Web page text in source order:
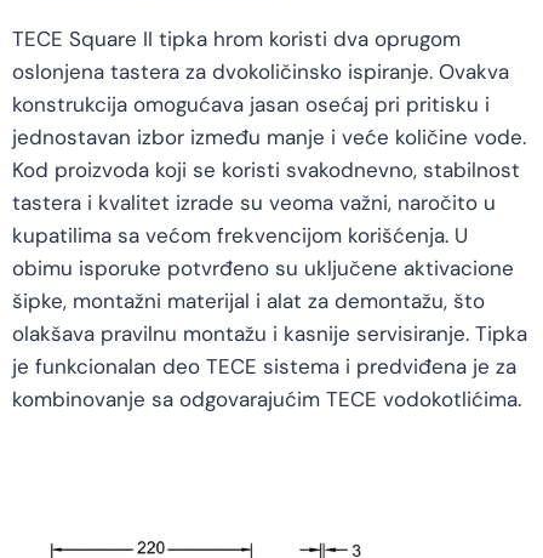
TECE Square II tipka hrom koristi dva oprugom
oslonjena tastera za dvokoličinsko ispiranje. Ovakva
konstrukcija omogućava jasan osećaj pri pritisku i
jednostavan izbor između manje i veće količine vode.
Kod proizvoda koji se koristi svakodnevno, stabilnost
tastera i kvalitet izrade su veoma važni, naročito u
kupatilima sa većom frekvencijom korišćenja. U
obimu isporuke potvrđeno su uključene aktivacione
šipke, montažni materijal i alat za demontažu, što
olakšava pravilnu montažu i kasnije servisiranje. Tipka
je funkcionalan deo TECE sistema i predviđena je za
kombinovanje sa odgovarajućim TECE vodokotlićima.